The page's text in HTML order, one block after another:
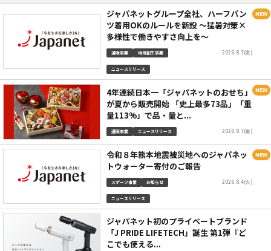
ジャパネットグループ全社、ハーフパン
ツ着用OKのルールを新設 ～猛暑対策×
多様性で働きやすさ向上を～
通販事業 地域創生事業
ニュースリリース
2026.8.7(金)
4年連続日本一「ジャパネットのおせち」
が夏から販売開始 「史上最多73品」「重
量113%」で品・量と...
通販事業 ニュースリリース 2026.8.7(金)
令和８年熊本地震被災地へのジャパネッ
トウォーター寄付のご報告
スポーツ事業 お知らせ
ニュースリリース
2026.8.4(火)
ジャパネット初のプライベートブランド
「J PRIDE LIFETECH」誕生 第1弾『ど
こでも使える...